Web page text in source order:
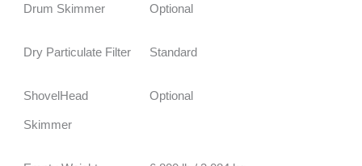
Drum Skimmer Optional
Dry Particulate Filter Standard
ShovelHead
Skimmer
Optional